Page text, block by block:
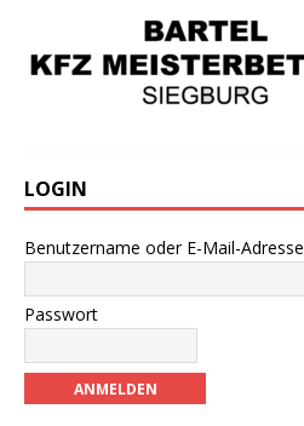
LOGIN
Benutzername oder E-Mail-Adresse
Passwort